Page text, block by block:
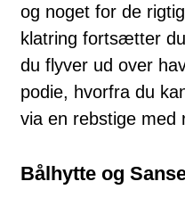
og noget for de
klatring fortsætter
du flyver ud over
podie, hvorfra du
via en rebstige med
Bålhytte og